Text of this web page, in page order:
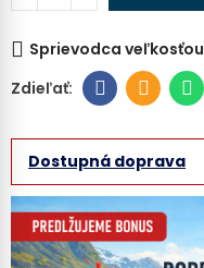
Sprievodca veľkosťou
Dostupná doprava